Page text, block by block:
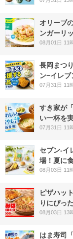
オリーブ
ンガーリ
08月01日 11
長岡まつ
ン−イレブ
07月31日 11
すき家が
い一杯を
07月31日 11
セブン‐イ
場！夏に
08月03日 11
ピザハッ
りにぴっ
08月03日 13
はま寿司